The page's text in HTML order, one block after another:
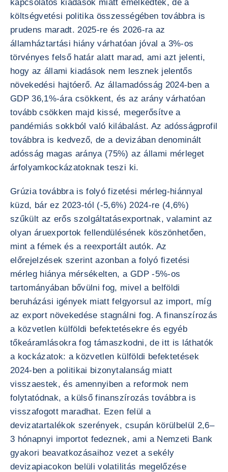
kapcsolatos kiadások miatt emelkedtek, de a
költségvetési politika összességében továbbra is
prudens maradt. 2025-re és 2026-ra az
államháztartási hiány várhatóan jóval a 3%-os
törvényes felső határ alatt marad, ami azt jelenti,
hogy az állami kiadások nem lesznek jelentős
növekedési hajtóerő. Az államadósság 2024-ben a
GDP 36,1%-ára csökkent, és az arány várhatóan
tovább csökken majd kissé, megerősítve a
pandémiás sokkból való kilábalást. Az adósságprofil
továbbra is kedvező, de a devizában denominált
adósság magas aránya (75%) az állami mérleget
árfolyamkockázatoknak teszi ki.
Grúzia továbbra is folyó fizetési mérleg-hiánnyal
küzd, bár ez 2023-tól (-5,6%) 2024-re (4,6%)
szűkült az erős szolgáltatásexportnak, valamint az
olyan áruexportok fellendülésének köszönhetően,
mint a fémek és a reexportált autók. Az
előrejelzések szerint azonban a folyó fizetési
mérleg hiánya mérsékelten, a GDP -5%-os
tartományában bővülni fog, mivel a belföldi
beruházási igények miatt felgyorsul az import, míg
az export növekedése stagnálni fog. A finanszírozás
a közvetlen külföldi befektetésekre és egyéb
tőkeáramlásokra fog támaszkodni, de itt is láthatók
a kockázatok: a közvetlen külföldi befektetések
2024-ben a politikai bizonytalanság miatt
visszaestek, és amennyiben a reformok nem
folytatódnak, a külső finanszírozás továbbra is
visszafogott maradhat. Ezen felül a
devizatartalékok szerények, csupán körülbelül 2,6–
3 hónapnyi importot fedeznek, ami a Nemzeti Bank
gyakori beavatkozásaihoz vezet a sekély
devizapiacokon belüli volatilitás megelőzése